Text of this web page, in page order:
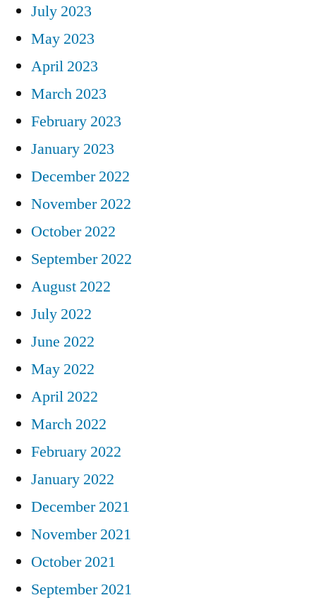
July 2023
May 2023
April 2023
March 2023
February 2023
January 2023
December 2022
November 2022
October 2022
September 2022
August 2022
July 2022
June 2022
May 2022
April 2022
March 2022
February 2022
January 2022
December 2021
November 2021
October 2021
September 2021